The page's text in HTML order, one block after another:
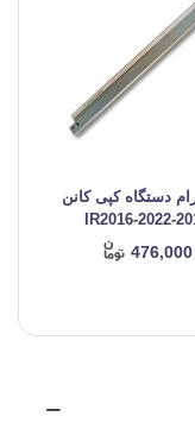
دستگاه کپی کانن
IR2016-2022-
476,000